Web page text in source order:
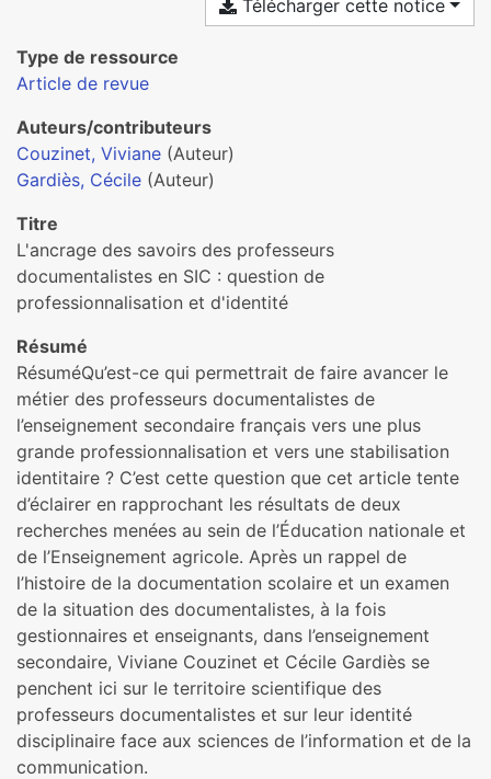
Télécharger cette notice
Type de ressource
Article de revue
Auteurs/contributeurs
Couzinet, Viviane (Auteur)
Gardiès, Cécile (Auteur)
Titre
L'ancrage des savoirs des professeurs
documentalistes en SIC : question de
professionnalisation et d'identité
Résumé
RésuméQu’est-ce qui permettrait de faire avancer le
métier des professeurs documentalistes de
l’enseignement secondaire français vers une plus
grande professionnalisation et vers une stabilisation
identitaire ? C’est cette question que cet article tente
d’éclairer en rapprochant les résultats de deux
recherches menées au sein de l’Éducation nationale et
de l’Enseignement agricole. Après un rappel de
l’histoire de la documentation scolaire et un examen
de la situation des documentalistes, à la fois
gestionnaires et enseignants, dans l’enseignement
secondaire, Viviane Couzinet et Cécile Gardiès se
penchent ici sur le territoire scientifique des
professeurs documentalistes et sur leur identité
disciplinaire face aux sciences de l’information et de la
communication.